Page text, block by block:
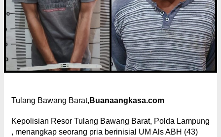
Tulang Bawang Barat, Buanaangkasa.com
Kepolisian Resor Tulang Bawang Barat, Polda Lampung
, menangkap seorang pria berinisial UM Als ABH (43)